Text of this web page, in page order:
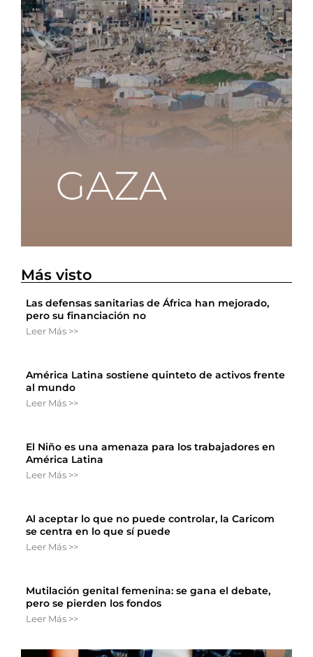
Más visto
Las defensas sanitarias de África han mejorado,
pero su financiación no
Leer Más >>
América Latina sostiene quinteto de activos frente
al mundo
Leer Más >>
El Niño es una amenaza para los trabajadores en
América Latina
Leer Más >>
Al aceptar lo que no puede controlar, la Caricom
se centra en lo que sí puede
Leer Más >>
Mutilación genital femenina: se gana el debate,
pero se pierden los fondos
Leer Más >>